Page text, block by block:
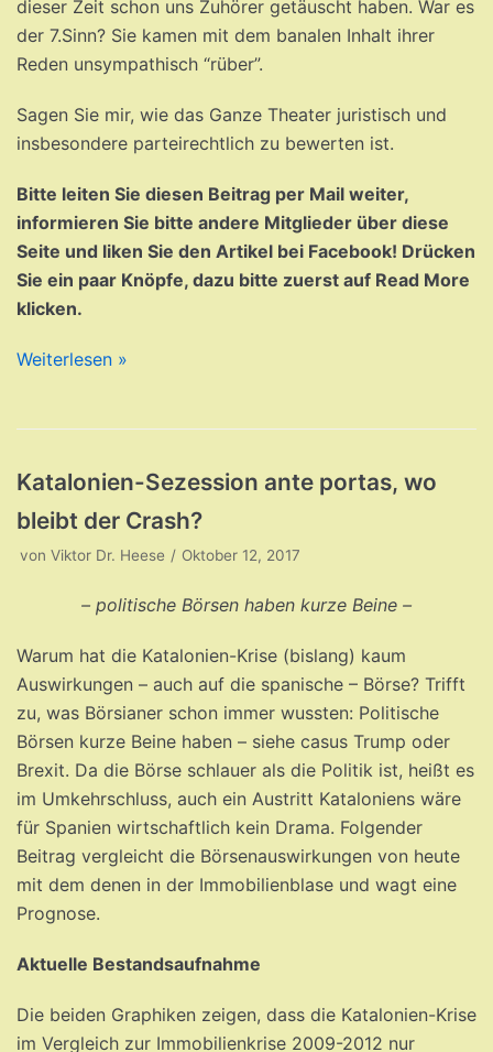
dieser Zeit schon uns Zuhörer getäuscht haben. War es
der 7.Sinn? Sie kamen mit dem banalen Inhalt ihrer
Reden unsympathisch “rüber”.
Sagen Sie mir, wie das Ganze Theater juristisch und
insbesondere parteirechtlich zu bewerten ist.
Bitte leiten Sie diesen Beitrag per Mail weiter,
informieren Sie bitte andere Mitglieder über diese
Seite und liken Sie den Artikel bei Facebook! Drücken
Sie ein paar Knöpfe, dazu bitte zuerst auf Read More
klicken.
Weiterlesen »
Katalonien-Sezession ante portas, wo
bleibt der Crash?
von Viktor Dr. Heese Oktober 12, 2017
– politische Börsen haben kurze Beine –
Warum hat die Katalonien-Krise (bislang) kaum
Auswirkungen – auch auf die spanische – Börse? Trifft
zu, was Börsianer schon immer wussten: Politische
Börsen kurze Beine haben – siehe casus Trump oder
Brexit. Da die Börse schlauer als die Politik ist, heißt es
im Umkehrschluss, auch ein Austritt Kataloniens wäre
für Spanien wirtschaftlich kein Drama. Folgender
Beitrag vergleicht die Börsenauswirkungen von heute
mit dem denen in der Immobilienblase und wagt eine
Prognose.
Aktuelle Bestandsaufnahme
Die beiden Graphiken zeigen, dass die Katalonien-Krise
im Vergleich zur Immobilienkrise 2009-2012 nur